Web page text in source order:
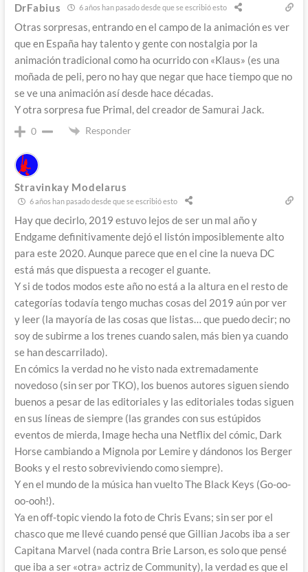
DrFabius 6 años han pasado desde que se escribió esto
Otras sorpresas, entrando en el campo de la animación es ver
que en España hay talento y gente con nostalgia por la
animación tradicional como ha ocurrido con «Klaus» (es una
moñada de peli, pero no hay que negar que hace tiempo que no
se ve una animación así desde hace décadas.
Y otra sorpresa fue Primal, del creador de Samurai Jack.
0 Responder
Stravinkay Modelarus
6 años han pasado desde que se escribió esto
Hay que decirlo, 2019 estuvo lejos de ser un mal año y
Endgame definitivamente dejó el listón imposiblemente alto
para este 2020. Aunque parece que en el cine la nueva DC
está más que dispuesta a recoger el guante.
Y si de todos modos este año no está a la altura en el resto de
categorías todavía tengo muchas cosas del 2019 aún por ver
y leer (la mayoría de las cosas que listas… que puedo decir; no
soy de subirme a los trenes cuando salen, más bien ya cuando
se han descarrilado).
En cómics la verdad no he visto nada extremadamente
novedoso (sin ser por TKO), los buenos autores siguen siendo
buenos a pesar de las editoriales y las editoriales todas siguen
en sus líneas de siempre (las grandes con sus estúpidos
eventos de mierda, Image hecha una Netflix del cómic, Dark
Horse cambiando a Mignola por Lemire y dándonos los Berger
Books y el resto sobreviviendo como siempre).
Y en el mundo de la música han vuelto The Black Keys (Go-oo-
oo-ooh!).
Ya en off-topic viendo la foto de Chris Evans; sin ser por el
chasco que me llevé cuando pensé que Gillian Jacobs iba a ser
Capitana Marvel (nada contra Brie Larson, es solo que pensé
que iba a ser «otra» actriz de Community), la verdad es que el